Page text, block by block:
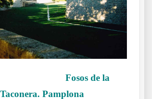
de la
Taconera. Pamplona